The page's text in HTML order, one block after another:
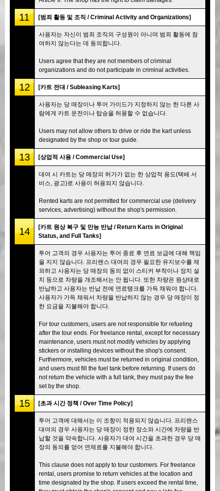
11 [범죄 활동 및 조직 / Criminal Activity and Organizations]
사용자는 자신이 범죄 조직의 구성원이 아니며 범죄 활동에 참
여하지 않는다는 데 동의합니다.
Users agree that they are not members of criminal
organizations and do not participate in criminal activities.
12 [카트 전대 / Subleasing Karts]
사용자는 당 매장이나 투어 가이드가 지정하지 않는 한 다른 사
람에게 카트 운전이나 탑승을 허용할 수 없습니다.
Users may not allow others to drive or ride the kart unless
designated by the shop or tour guide.
13 [상업적 사용 / Commercial Use]
대여 시 카트는 당 매장의 허가가 없는 한 상업적 용도(택배 서
비스, 광고)로 사용이 허용되지 않습니다.
Rented karts are not permitted for commercial use (delivery
services, advertising) without the shop's permission.
14
[카트 원상 복구 및 만능 반납 / Return Karts in Original
Status, and Full Tanks]
투어 고객의 경우 사용자는 투어 종료 후 연료 보급에 대해 책임
을 지지 않습니다. 프리랜스 대여의 경우 필요한 유지보수를 제
외하고 사용자는 당 매장의 동의 없이 스티커 부착이나 장치 설
치 등으로 차량을 개조해서는 안 됩니다. 또한 차량은 원상태로
반납하고 사용자는 반납 전에 연료탱크를 가득 채워야 합니다.
사용자가 가득 채워서 차량을 반납하지 않는 경우 당 매장이 정
한 요금을 지불해야 합니다.
For tour customers, users are not responsible for refueling
after the tour ends. For freelance rental, except for necessary
maintenance, users must not modify vehicles by applying
stickers or installing devices without the shop's consent.
Furthermore, vehicles must be returned in original condition,
and users must fill the fuel tank before returning. If users do
not return the vehicle with a full tank, they must pay the fee
set by the shop.
15 [초과 시간 정책 / Over Time Policy]
투어 고객에 대해서는 이 조항이 적용되지 않습니다. 프리랜스
대여의 경우 사용자는 당 매장이 정한 장소와 시간에 차량을 반
납할 것을 약속합니다. 사용자가 대여 시간을 초과한 경우 당 매
장의 동의를 얻어 연체료를 지불해야 합니다.
This clause does not apply to tour customers. For freelance
rental, users promise to return vehicles at the location and
time designated by the shop. If users exceed the rental time,